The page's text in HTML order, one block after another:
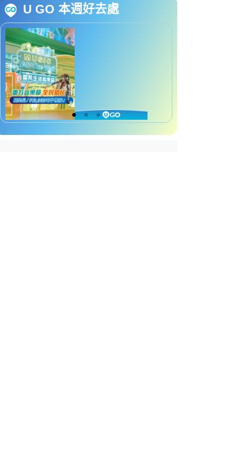
U GO 本週好去處